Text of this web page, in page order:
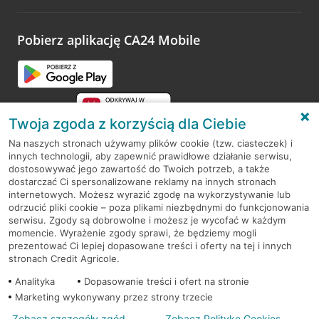
opinie.
Pobierz aplikację CA24 Mobile
RODO
Regulamin serwisu
Mapa serwisu
PolitykaCookies
Twoja zgoda z korzyścią dla Ciebie
Na naszych stronach używamy plików cookie (tzw. ciasteczek) i
innych technologii, aby zapewnić prawidłowe działanie serwisu,
dostosowywać jego zawartość do Twoich potrzeb, a także
dostarczać Ci spersonalizowane reklamy na innych stronach
internetowych. Możesz wyrazić zgodę na wykorzystywanie lub
odrzucić pliki cookie – poza plikami niezbędnymi do funkcjonowania
serwisu. Zgody są dobrowolne i możesz je wycofać w każdym
momencie. Wyrażenie zgody sprawi, że będziemy mogli
prezentować Ci lepiej dopasowane treści i oferty na tej i innych
stronach Credit Agricole.
Analityka
Dopasowanie treści i ofert na stronie
Marketing wykonywany przez strony trzecie